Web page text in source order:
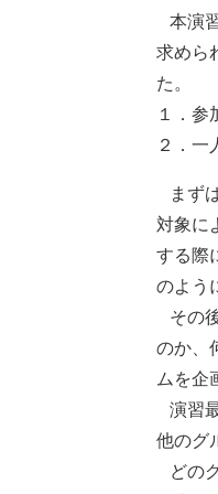
本演
求めら
た。
１．参
２．一
まず
対象に
する際
のよう
その
のか、
ムを企
演習
他のグ
どの